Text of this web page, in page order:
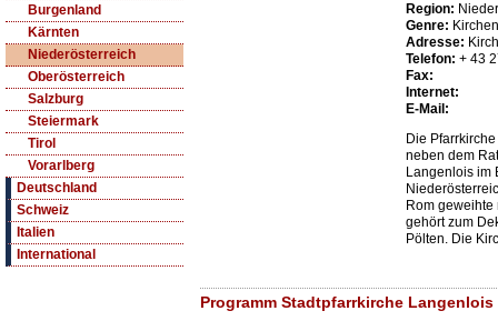
Burgenland
Kärnten
Niederösterreich
Oberösterreich
Salzburg
Steiermark
Tirol
Vorarlberg
Deutschland
Schweiz
Italien
International
Region:
Genre: Kirchen
Adresse:
Telefon: + 43
Fax:
Internet:
E-Mail:
Die
neben dem
Langenlois im
Rom
gehört zum
Pölten. Die
Programm Stadtpfarrkirche Langenlois